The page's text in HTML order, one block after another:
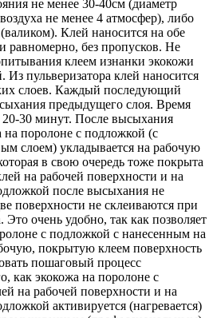
не менее 30-40см (диаметр
не менее 4 атмосфер), либо
Клей наносится на обе
равномерно, без пропусков. Не
клеем изнанки экокожи
пульверизатора клей наносится
слоев. Каждый последующий
предыдущего слоя. Время
30 минут. После высыхания
на поролоне с подложкой (с
слоем) укладывается на рабочую
в свою очередь тоже покрыта
на рабочей поверхности и на
после высыхания не
поверхности не склеиваются при
очень удобно, так как позволяет
с подложкой с нанесенным на
покрытую клеем поверхность
пошаговый процесс
как экокожа на поролоне с
на рабочей поверхности и на
активируется (нагревается)